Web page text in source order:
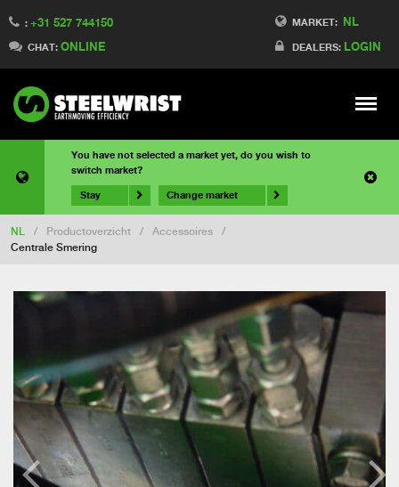
MARKET: NL
DEALERS: LOGIN
: +31 527 744150
CHAT: ONLINE
Meny
You have not selected a market yet, do you wish to
switch market?
Stay Change market
NL / Productoverzicht / Accessoires
/
Centrale Smering